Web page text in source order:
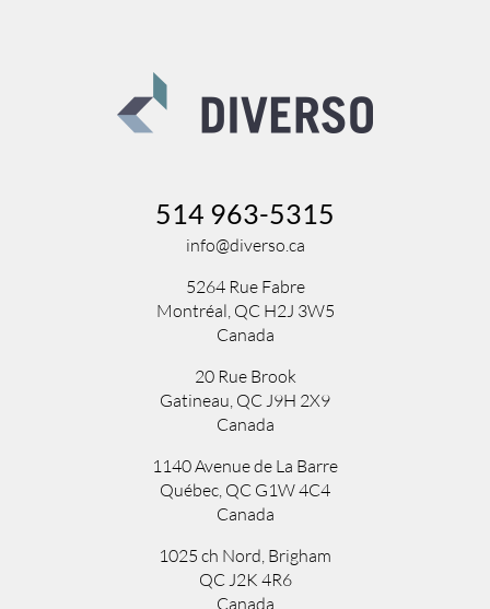
514 963-5315
info@diverso.ca
5264 Rue Fabre
Montréal, QC H2J 3W5
Canada
20 Rue Brook
Gatineau, QC J9H 2X9
Canada
1140 Avenue de La Barre
Québec, QC G1W 4C4
Canada
1025 ch Nord, Brigham
QCJ2K 4R6
Canada